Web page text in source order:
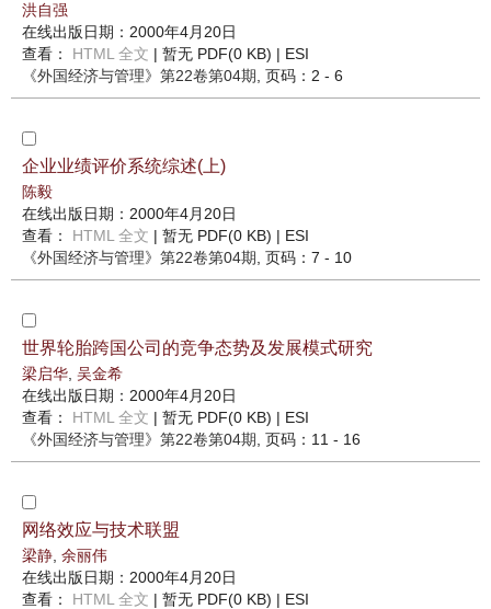
洪自强
在线出版日期：2000年4月20日
查看： HTML 全文 | 暂无 PDF(0 KB) | ESI
《外国经济与管理》 第22卷第04期 , 页码：2 - 6
企业业绩评价系统综述(上)
陈毅
在线出版日期：2000年4月20日
查看： HTML 全文 | 暂无 PDF(0 KB) | ESI
《外国经济与管理》 第22卷第04期 , 页码：7 - 10
世界轮胎跨国公司的竞争态势及发展模式研究
梁启华 吴金希
在线出版日期：2000年4月20日
查看： HTML 全文 | 暂无 PDF(0 KB) | ESI
《外国经济与管理》 第22卷第04期 , 页码：11 - 16
网络效应与技术联盟
梁静 余丽伟
在线出版日期：2000年4月20日
查看： HTML 全文 | 暂无 PDF(0 KB) | ESI